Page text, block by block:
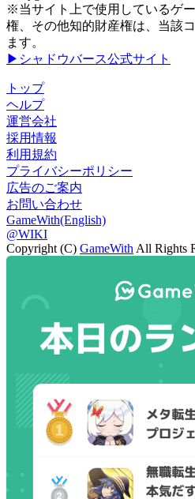
※当サイト上で使用しているゲ
権、その他知的財産権は、当該
ます。
▶シャドウバース公式サイト
トップ
ヘルプ
運営会社
採用情報
利用規約
プライバシーポリシー
広告のご案内
お問い合わせ
GameWith(English)
@WIKI
Copyright (C) GameWith All Rights